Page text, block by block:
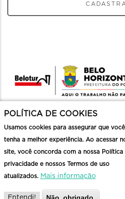
POLÍTICA DE COOKIES
Usamos cookies para assegurar que você
tenha a melhor experiência. Ao acessar
site, você concorda com a nossa Política
privacidade e nossos Termos de uso
atualizados. Mais informação
Entendi!